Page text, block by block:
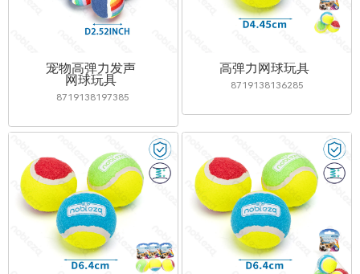
宠物高弹力发声
网球玩具
8719138197385
高弹力网球玩具
8719138136285